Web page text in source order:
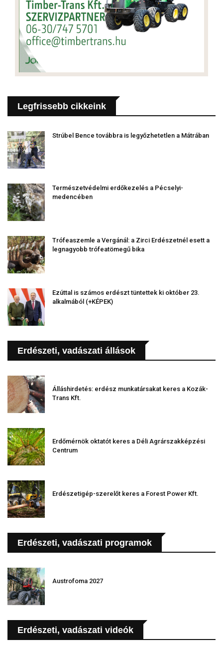
Legfrissebb cikkeink
Strúbel Bence továbbra is legyőzhetetlen a Mátrában
Természetvédelmi erdőkezelés a Pécselyi-
medencében
Trófeaszemle a Vergánál: a Zirci Erdészetnél esett a
legnagyobb trófeatömegű bika
Ezúttal is számos erdészt tüntettek ki október 23.
alkalmából (+KÉPEK)
Erdészeti, vadászati állások
Álláshirdetés: erdész munkatársakat keres a Kozák-
Trans Kft.
Erdőmérnök oktatót keres a Déli Agrárszakképzési
Centrum
Erdészetigép-szerelőt keres a Forest Power Kft.
Erdészeti, vadászati programok
Austrofoma 2027
Erdészeti, vadászati videók